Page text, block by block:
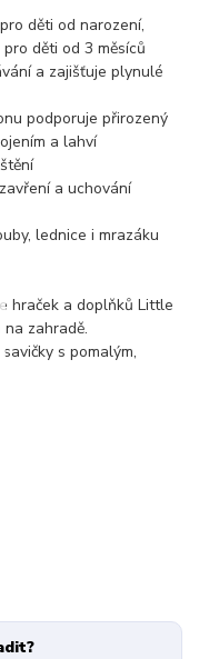
děti od narození,
děti od 3 měsíců
a zajišťuje plynulé
podporuje přirozený
a lahví
a uchování
lednice i mrazáku
hraček a doplňků Little
zahradě.
s pomalým,